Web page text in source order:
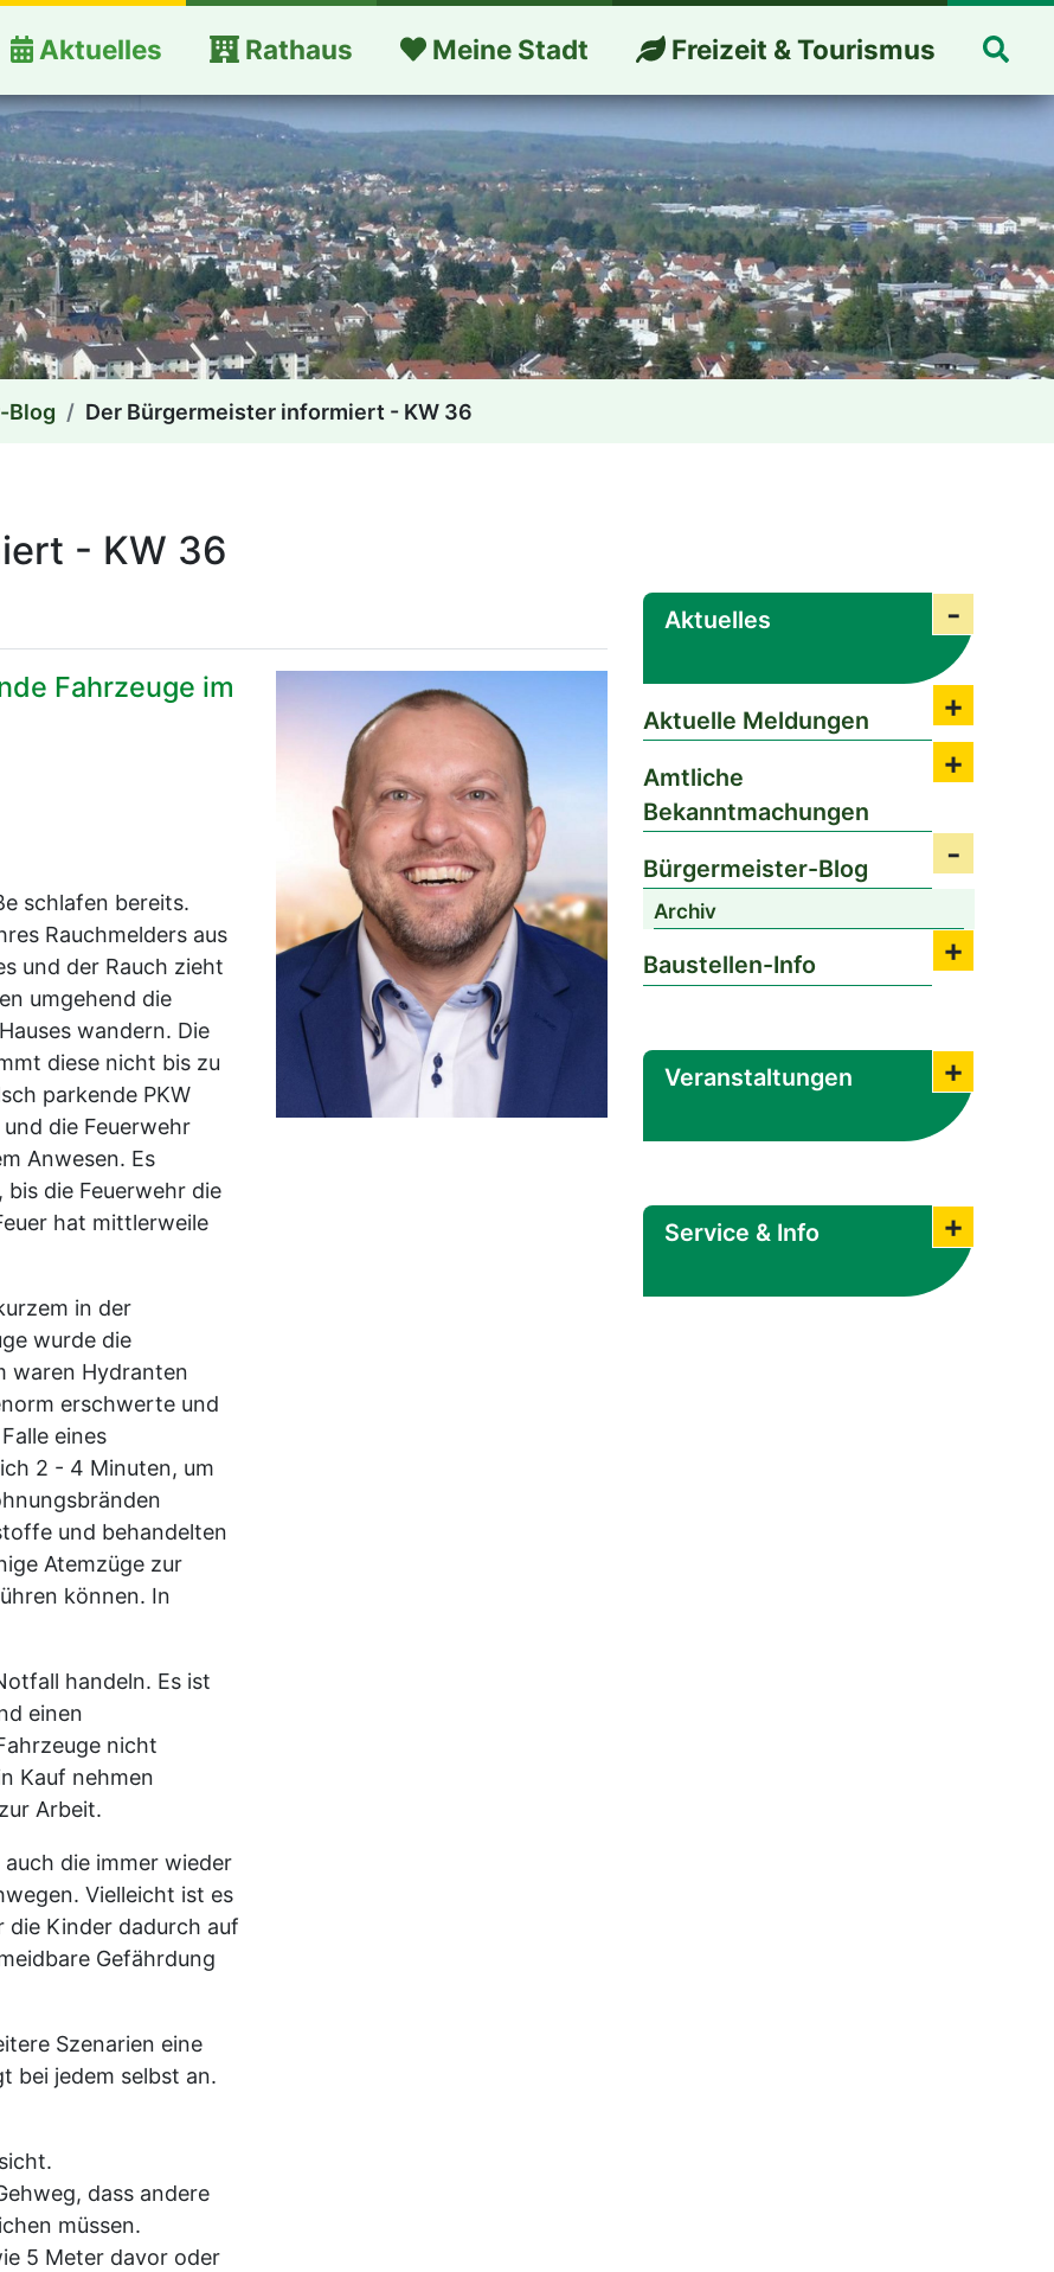
Aktuelles Rathaus Meine Stadt Freizeit & Tourismus
Blog Der Bürgermeister informiert - KW 36
Aktuelles
Aktuelle Meldungen
Amtliche
Bekanntmachungen
Bürgermeister-Blog
Archiv
Baustellen-Info
Veranstaltungen
Service & Info
- KW 36
Fahrzeuge im
schlafen bereits.
Rauchmelders aus
und der Rauch zieht
umgehend die
wandern. Die
diese nicht bis zu
parkende PKW
die Feuerwehr
Anwesen. Es
die Feuerwehr die
hat mittlerweile
in der
wurde die
waren Hydranten
erschwerte und
eines
2 - 4 Minuten, um
und behandelten
Atemzüge zur
können. In
handeln. Es ist
einen
nicht
Kauf nehmen
Arbeit.
die immer wieder
Vielleicht ist es
die Kinder dadurch auf
Gefährdung
Szenarien eine
bei jedem selbst an.
dass andere
müssen.
5 Meter davor oder